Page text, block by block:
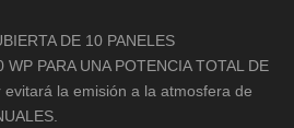
DE 10 PANELES
PARA UNA POTENCIA TOTAL DE
la emisión a la atmosfera de